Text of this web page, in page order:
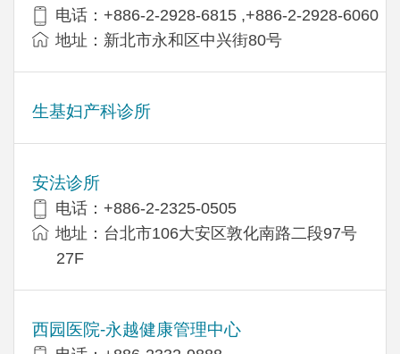
电话：+886-2-2928-6815 ,+886-2-2928-6060
地址：新北市永和区中兴街80号
生基妇产科诊所
安法诊所
电话：+886-2-2325-0505
地址：台北市106大安区敦化南路二段97号
27F
西园医院-永越健康管理中心